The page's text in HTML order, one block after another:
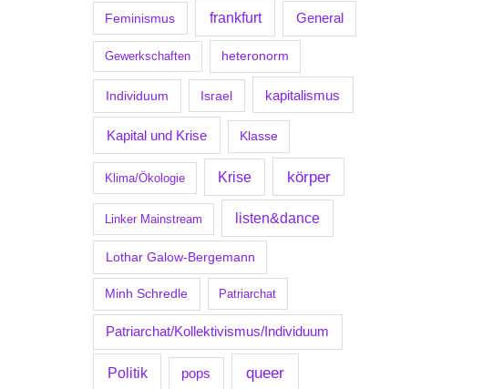
Feminismus frankfurt General
Gewerkschaften heteronorm
Individuum Israel kapitalismus
Kapital und Krise Klasse
Klima/Ökologie Krise körper
Linker Mainstream listen&dance
Lothar Galow-Bergemann
Minh Schredle Patriarchat
Patriarchat/Kollektivismus/Individuum
Politik pops queer